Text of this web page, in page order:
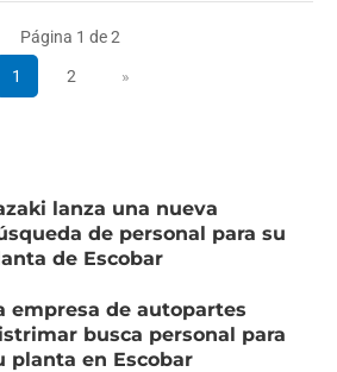
Página 1 de 2
1 2 »
lanza una nueva
de personal para su
de Escobar
empresa de autopartes
busca personal para
planta en Escobar